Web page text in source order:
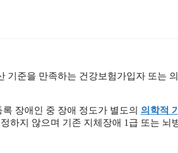
기준을 만족하는 건강보험가입자 또는
장애인 중 장애 정도가 별도의 의학적
하지 않으며 기존 지체장애 1급 또는 뇌